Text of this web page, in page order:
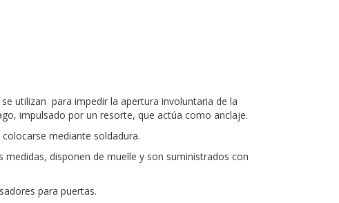
utilizan para impedir la apertura involuntaria de la
impulsado por un resorte, que actúa como anclaje.
mediante soldadura.
disponen de muelle y son suministrados con
para puertas.